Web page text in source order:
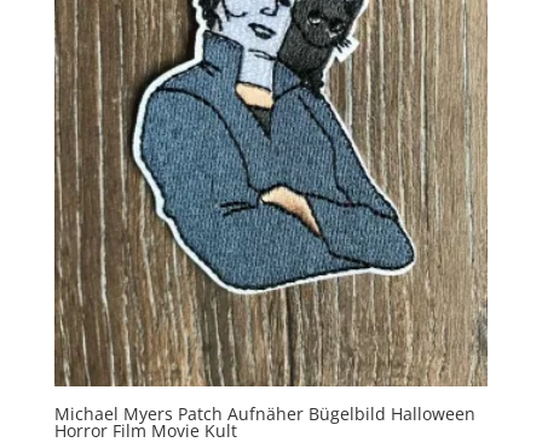
Michael Myers Patch Aufnäher Bügelbild Halloween
Horror Film Movie Kult